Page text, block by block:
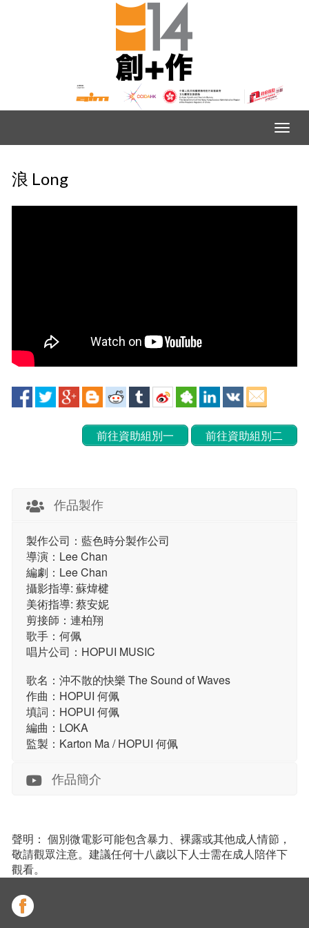
浪 Long
前往資助組別一 前往資助組別二
作品製作
製作公司：藍色時分製作公司
導演：Lee Chan
編劇：Lee Chan
攝影指導: 蘇煒楗
美術指導: 蔡安妮
剪接師：連柏翔
歌手：何佩
唱片公司：HOPUI MUSIC
歌名：沖不散的快樂 The Sound of Waves
作曲：HOPUI 何佩
填詞：HOPUI 何佩
編曲：LOKA
監製：Karton Ma / HOPUI 何佩
作品簡介
聲明： 個別微電影可能包含暴力、裸露或其他成人情節，
敬請觀眾注意。建議任何十八歲以下人士需在成人陪伴下
觀看。